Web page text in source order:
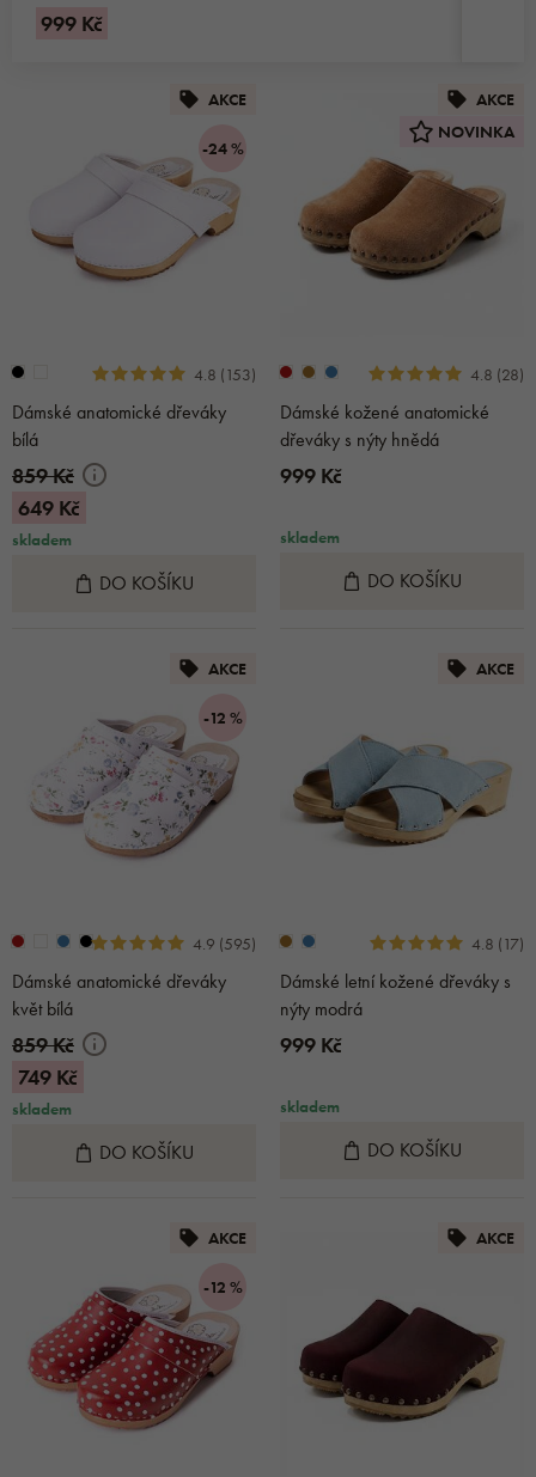
999 Kč
AKCE
-24 %
4.8 (153)
Dámské anatomické dřeváky
bílá
859 Kč
649 Kč
skladem
DO KOŠÍKU
AKCE
NOVINKA
4.8 (28)
Dámské kožené anatomické
dřeváky s nýty hnědá
999 Kč
skladem
DO KOŠÍKU
AKCE
-12 %
4.9 (595)
Dámské anatomické dřeváky
květ bílá
859 Kč
749 Kč
skladem
DO KOŠÍKU
AKCE
4.8 (17)
Dámské letní kožené dřeváky s
nýty modrá
999 Kč
skladem
DO KOŠÍKU
AKCE
-12 %
AKCE
SADY PANTOFLÍ PRO HOSTY
BAREFOOT TENISKY
BÍLÉ TENISKY
BAREFOOT ZIMNÍ BOTY
DĚTSKÉ BAREFOOT BOTY